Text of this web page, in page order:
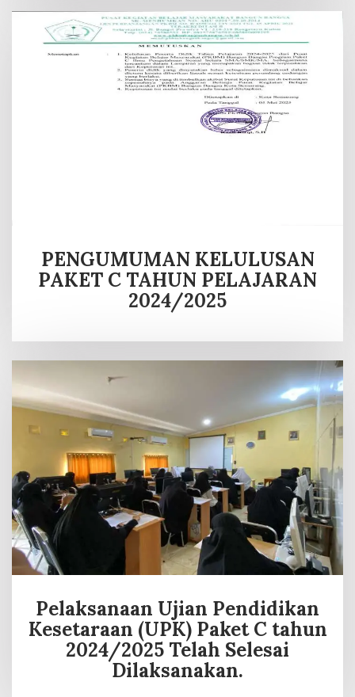
PENGUMUMAN KELULUSAN
PAKET C TAHUN PELAJARAN
2024/2025
Pelaksanaan Ujian Pendidikan
Kesetaraan (UPK) Paket C tahun
2024/2025 Telah Selesai
Dilaksanakan.